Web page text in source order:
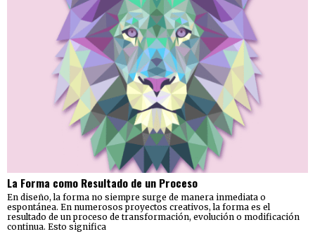
La Forma como Resultado de un Proceso
En diseño, la forma no siempre surge de manera inmediata o
espontánea. En numerosos proyectos creativos, la forma es el
resultado de un proceso de transformación, evolución o modificación
continua. Esto significa